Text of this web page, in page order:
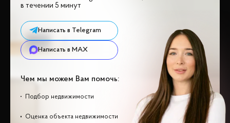
в течении 5 минут
Написать в Telegram
Написать в MAX
Чем мы можем Вам помочь:
Подбор недвижимости
Оценка объекта недвижимости